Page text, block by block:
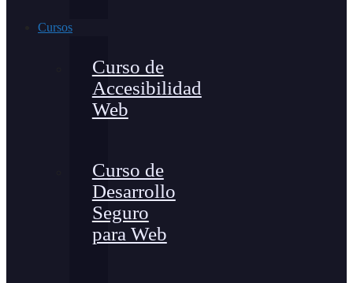
Cursos
Curso de
Accesibilidad
Web
Curso de
Desarrollo
Seguro
para Web